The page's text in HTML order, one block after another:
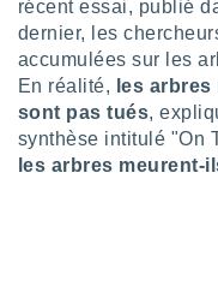
et
»,
au
de
récent essai, publié
dernier, les
accumulées sur les
En réalité, les
sont pas tués,
synthèse intitulé "On
les arbres meurent-